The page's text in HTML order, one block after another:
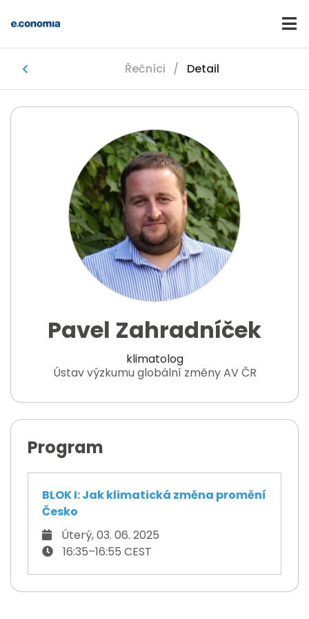
Řečníci / Detail
Pavel Zahradníček
klimatolog
Ústav výzkumu globální změny AV ČR
Program
BLOK I: Jak klimatická změna promění
Česko
Úterý, 03. 06. 2025
16:35–16:55 CEST